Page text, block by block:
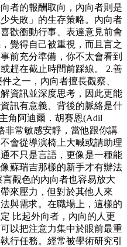
者的報酬取向，內向者則是
失敗」的生存策略。內向者
歡衝動行事、表達意見前會
覺得自己被重視，而且言之
前充分準備，你不太會看到
趕在截止時間前踩線。 2.善
之一，內向者擅長觀察、
資訊並深度思考，因此更能
訊有意義、背後的脈絡是什
角阿迪爾．胡賽恩(Adil
非常敏感安靜，當他跟你講
會從導演椅上大喊或請助理
不只是言語，更像是一種能
蘇瑞吉那樣的新手才有辦法
觀色的內向者也容易放大
來壓力，但對於其他人來
與需求。在職場上，這樣的
比起外向者，內向的人更
以把注意力集中於眼前最重
行任務。經常被學術研究引